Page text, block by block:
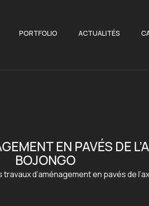
PORTFOLIO ACTUALITÉS
EN PAVÉS DE
BOJONGO
d’aménagement en pavés de